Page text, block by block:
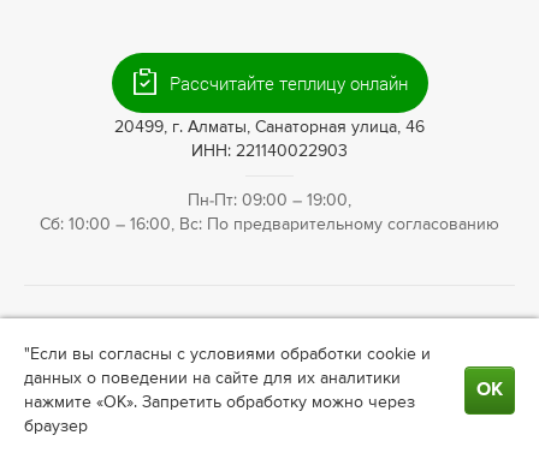
+7 (727) 390-05-75
20499, г. Алматы, Санаторная улица, 46
ИНН: 221140022903
Пн-Пт: 09:00 – 19:00,
Сб: 10:00 – 16:00, Вс: По предварительному согласованию
ландшафтного дизайна вАлматы. Информация на сайте не
является публичной офертой. Актуальные условия о
сотрудничестве, ценах узнавайте у менеджера.
"Если вы согласны с условиями обработки cookie и
данных о поведении на сайте для их аналитики
нажмите «ОК». Запретить обработку можно через
браузер
ОК
Рассчитайте теплицу онлайн